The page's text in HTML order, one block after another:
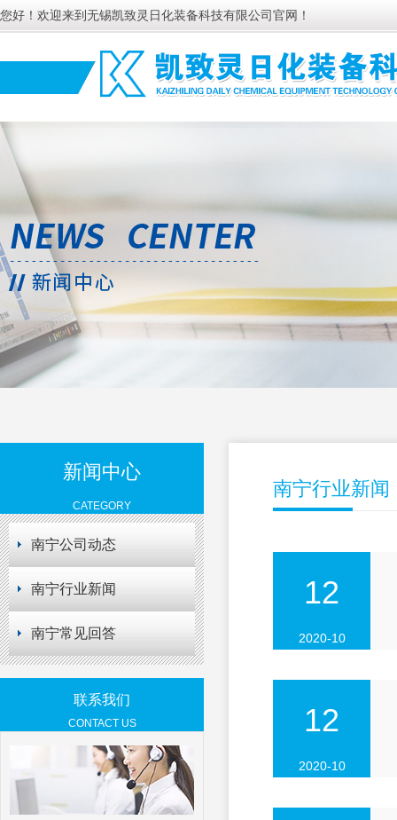
您好！欢迎来到无锡凯致灵日化装备科技有限公司官网！
新闻中心
CATEGORY
南宁公司动态
南宁行业新闻
南宁常见回答
联系我们
CONTACT US
南宁行业新闻
12
2020-10
12
2020-10